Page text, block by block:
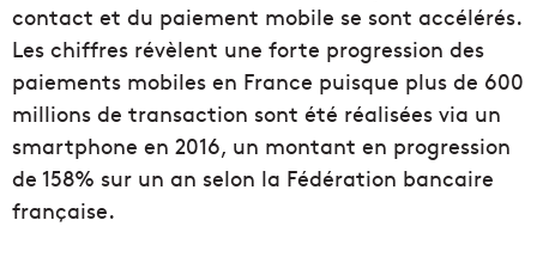
contact et du paiement mobile se sont accélérés.
Les chiffres révèlent une forte progression des
paiements mobiles en France puisque plus de 600
millions de transaction sont été réalisées via un
smartphone en 2016, un montant en progression
de 158% sur un an selon la Fédération bancaire
française.